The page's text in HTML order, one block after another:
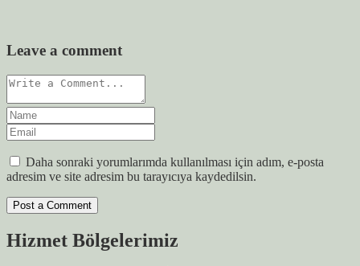
Leave a comment
Daha sonraki yorumlarımda kullanılması için adım, e-posta
adresim ve site adresim bu tarayıcıya kaydedilsin.
Hizmet Bölgelerimiz